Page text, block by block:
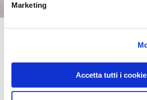
Marketing
Accetta tutti i cookie
Galbiati Arreda |
20149, MILANO, MI,
Donnerstag: 10:00-13:00,
bring mich hierher